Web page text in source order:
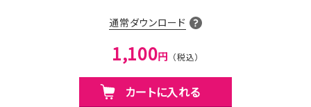
通常ダウンロード
1,100円
カートに入れる